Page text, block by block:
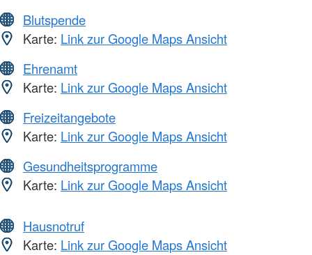
Blutspende
Karte: Link zur Google Maps Ansicht
Ehrenamt
Karte: Link zur Google Maps Ansicht
Freizeitangebote
Karte: Link zur Google Maps Ansicht
Gesundheitsprogramme
Karte: Link zur Google Maps Ansicht
Hausnotruf
Karte: Link zur Google Maps Ansicht